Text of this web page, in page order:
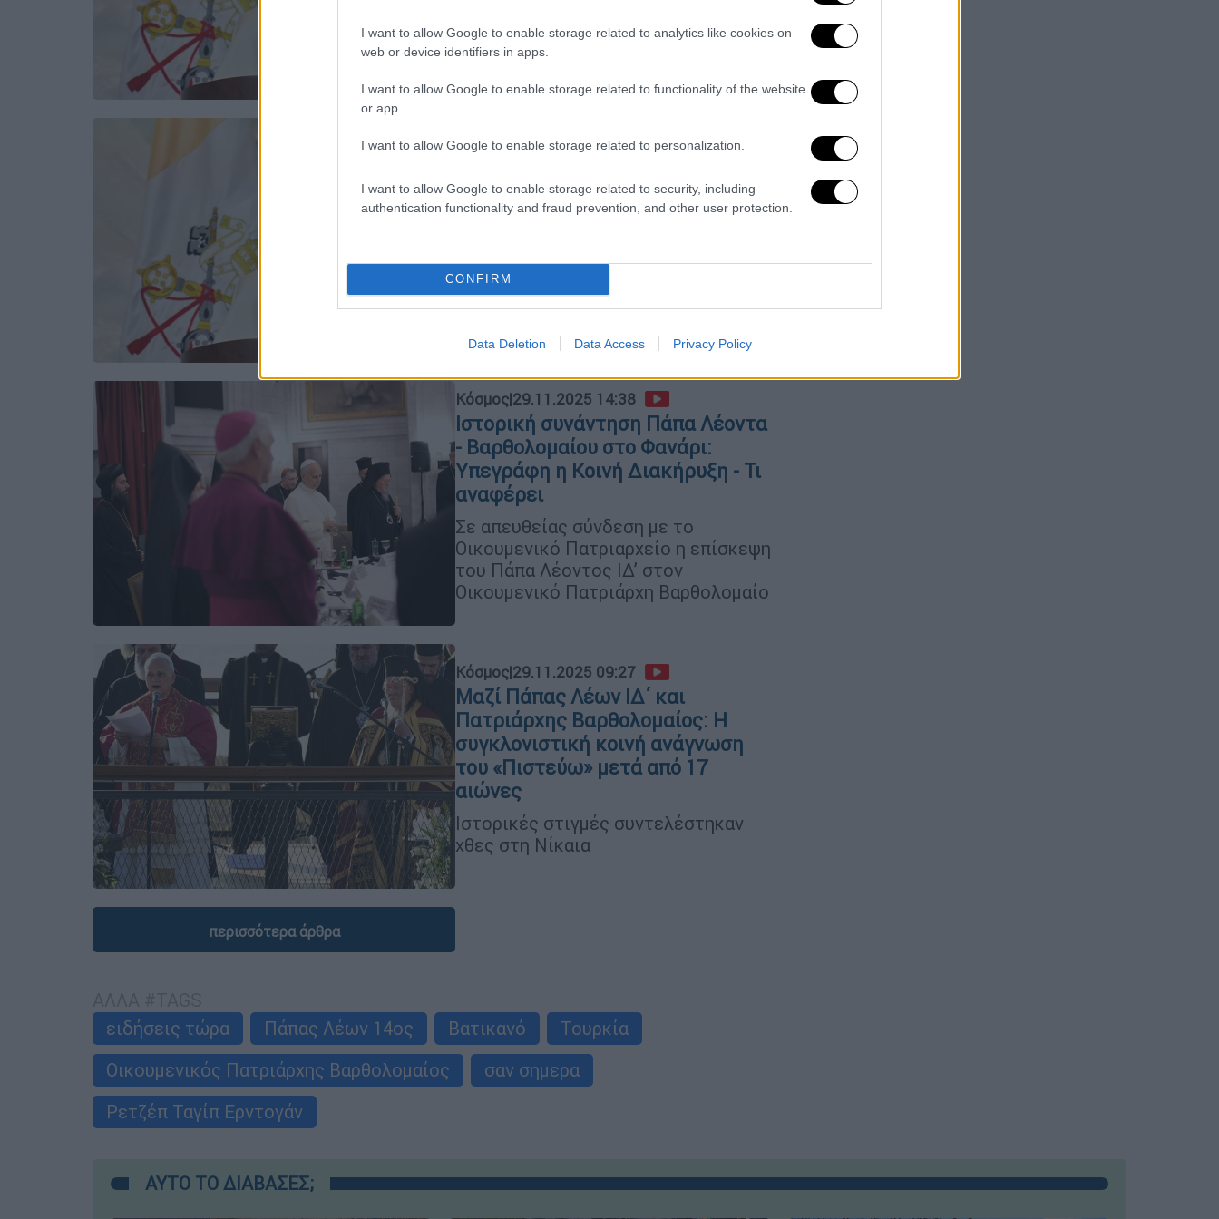
I want to allow Google to enable storage related to analytics like cookies on
web or device identifiers in apps.
I want to allow Google to enable storage related to functionality of the website
or app.
I want to allow Google to enable storage related to personalization.
I want to allow Google to enable storage related to security, including
authentication functionality and fraud prevention, and other user protection.
CONFIRM
Data Deletion Data Access Privacy Policy
κοιμηθεί, επενδύει παραγωγικά τον
χρόνο του
Κόσμος|30.11.2025 20:50
λύση η ίδρυση παλαιστινιακού
κράτους
στιγμή το Ισραήλ εξακολουθεί να μην
δέχεται αυτή τη λύση, αλλά εμείς
θεωρούμε ότι είναι η μοναδική λύση»
Κόσμος|29.11.2025 14:38
Ιστορική συνάντηση Πάπα Λέοντα
- Βαρθολομαίου στο Φανάρι:
Υπεγράφη η Κοινή Διακήρυξη - Τι
αναφέρει
Σε απευθείας σύνδεση με το
Οικουμενικό Πατριαρχείο η επίσκεψη
του Πάπα Λέοντος ΙΔ’ στον
Οικουμενικό Πατριάρχη Βαρθολομαίο
Κόσμος|29.11.2025 09:27
Μαζί Πάπας Λέων ΙΔ΄ και
Πατριάρχης Βαρθολομαίος: Η
συγκλονιστική κοινή ανάγνωση
του «Πιστεύω» μετά από 17
αιώνες
Ιστορικές στιγμές συντελέστηκαν
χθες στη Νίκαια
περισσότερα άρθρα
ειδήσεις τώρα
Πάπας Λέων 14ος Βατικανό
Τουρκία
Οικουμενικός Πατριάρχης Βαρθολομαίος
σαν σημερα
Ρετζέπ Ταγίπ Ερντογάν
ΑΥΤΟ ΤΟ ΔΙΑΒΑΣΕΣ;